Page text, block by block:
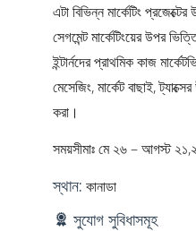
এটা বিভিন্ন মার্কেটিং
সেগমেন্ট মার্কেটিংয়ের উপর
ইন্টার্নদের প্রাথমিক কাজ
মেসেজিং, মার্কেট বাছাই,
করা।
সময়সীমাঃ মে ২৬ – আগস্ট
স্থান: কানাডা
সুযোগ সুবিধাসমূহ